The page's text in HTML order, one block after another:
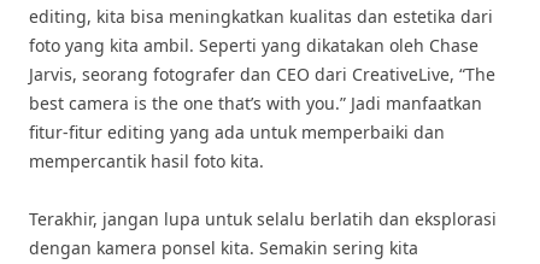
editing, kita bisa meningkatkan kualitas dan estetika dari
foto yang kita ambil. Seperti yang dikatakan oleh Chase
Jarvis, seorang fotografer dan CEO dari CreativeLive, “The
best camera is the one that’s with you.” Jadi manfaatkan
fitur-fitur editing yang ada untuk memperbaiki dan
mempercantik hasil foto kita.
Terakhir, jangan lupa untuk selalu berlatih dan eksplorasi
dengan kamera ponsel kita. Semakin sering kita